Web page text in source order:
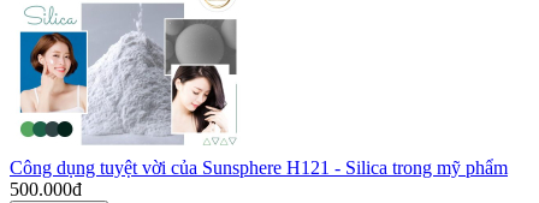
Công dụng tuyệt vời của Sunsphere H121 - Silica trong mỹ phẩm
500.000đ